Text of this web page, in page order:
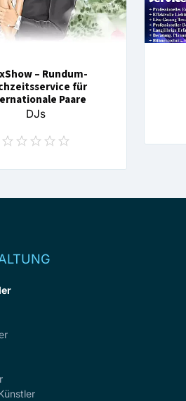
– Rundum-
für
Paare
DJs